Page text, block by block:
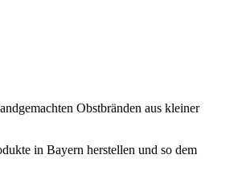
Obstbränden aus kleiner
in Bayern herstellen und so dem